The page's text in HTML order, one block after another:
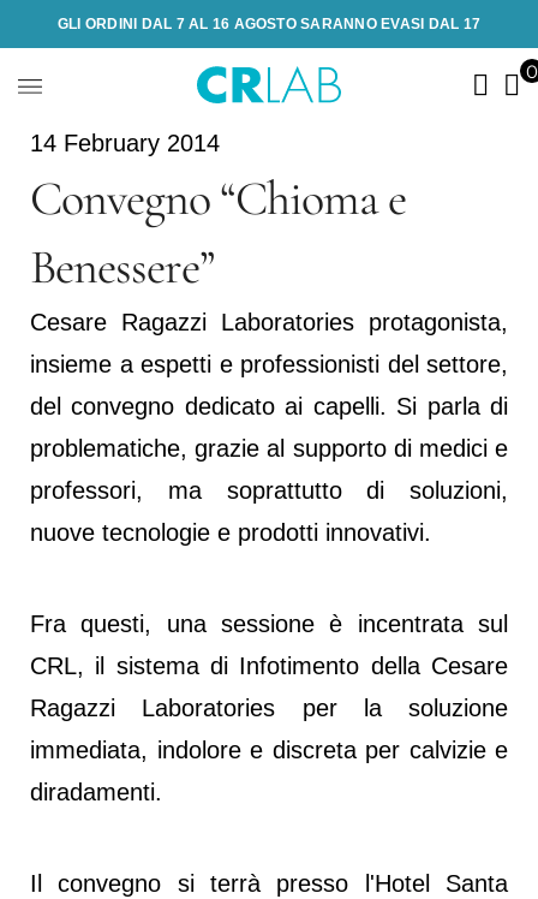
GLI ORDINI DAL 7 AL 16 AGOSTO SARANNO EVASI DAL 17
14 February 2014
Convegno “Chioma e
Benessere”
Cesare Ragazzi Laboratories protagonista,
insieme a espetti e professionisti del settore,
del convegno dedicato ai capelli. Si parla di
problematiche, grazie al supporto di medici e
professori, ma soprattutto di soluzioni,
nuove tecnologie e prodotti innovativi.
Fra questi, una sessione è incentrata sul
CRL, il sistema di Infotimento della Cesare
Ragazzi Laboratories per la soluzione
immediata, indolore e discreta per calvizie e
diradamenti.
Il convegno si terrà presso l'Hotel Santa